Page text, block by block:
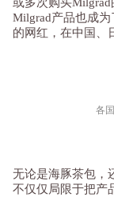
Milgrad产品也成
的网红，在中国、
各
无论是海豚茶包，
不仅仅局限于把产